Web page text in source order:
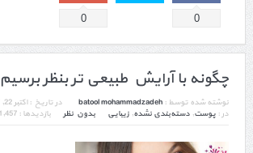
0
0
چگونه با آرایش طبیعی تر بنظر برسیم
نوشته شده توسط : batool mohammadzadeh در تاریخ :اکتبر 22, 2017
در : پوست, دسته‌بندی نشده, زیبایی بدون نظر بازدیدها : 1,457